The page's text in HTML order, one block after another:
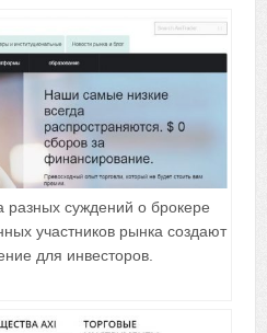
разных суждений о брокере
участников рынка создают
для инвесторов.